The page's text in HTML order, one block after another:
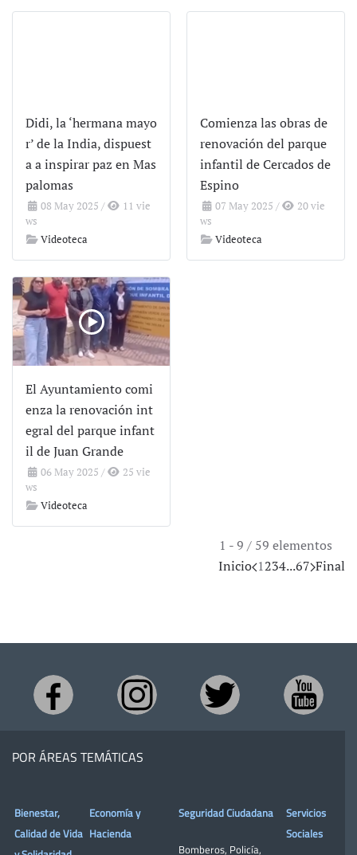
Didi, la ‘hermana mayo
r’ de la India, dispuest
a a inspirar paz en Mas
palomas
08 May 2025 /
11 vie
ws
Videoteca
Comienza las obras de
renovación del parque
infantil de Cercados de
Espino
07 May 2025 /
20 vie
ws
Videoteca
El Ayuntamiento comi
enza la renovación int
egral del parque infant
il de Juan Grande
06 May 2025 /
25 vie
ws
Videoteca
1 - 9 / 59 elementos
Inicio 1234...67 Final
POR ÁREAS TEMÁTICAS
Bienestar,
Calidad de Vida
Economía y
Hacienda
Seguridad Ciudadana
Bomberos, Policía,
Servicios
Sociales